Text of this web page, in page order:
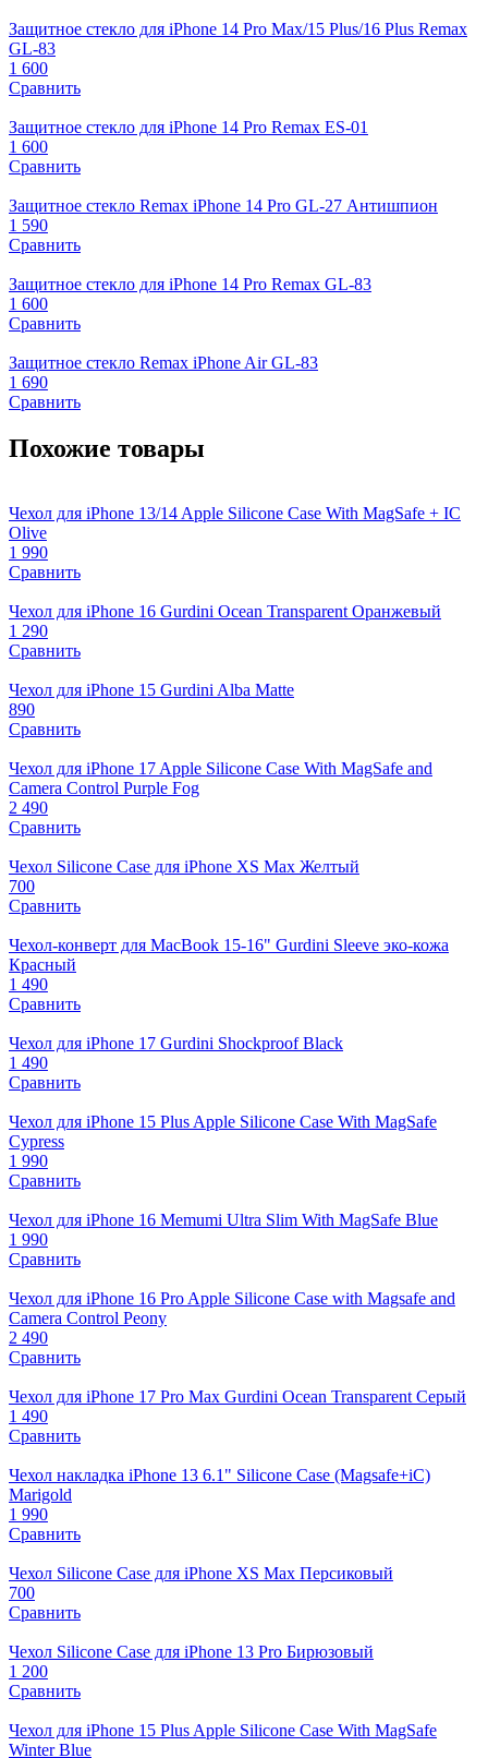
Защитное стекло для iPhone 14 Pro Max/15 Plus/16 Plus Remax
GL-83
1 600
Сравнить
Защитное стекло для iPhone 14 Pro Remax ES-01
1 600
Сравнить
Защитное стекло Remax iPhone 14 Pro GL-27 Антишпион
1 590
Сравнить
Защитное стекло для iPhone 14 Pro Remax GL-83
1 600
Сравнить
Защитное стекло Remax iPhone Air GL-83
1 690
Сравнить
Похожие товары
Чехол для iPhone 13/14 Apple Silicone Case With MagSafe + IC
Olive
1 990
Сравнить
Чехол для iPhone 16 Gurdini Ocean Transparent Оранжевый
1 290
Сравнить
Чехол для iPhone 15 Gurdini Alba Matte
890
Сравнить
Чехол для iPhone 17 Apple Silicone Case With MagSafe and
Camera Control Purple Fog
2 490
Сравнить
Чехол Silicone Case для iPhone XS Max Желтый
700
Сравнить
Чехол-конверт для MacBook 15-16" Gurdini Sleeve эко-кожа
Красный
1 490
Сравнить
Чехол для iPhone 17 Gurdini Shockproof Black
1 490
Сравнить
Чехол для iPhone 15 Plus Apple Silicone Case With MagSafe
Cypress
1 990
Сравнить
Чехол для iPhone 16 Memumi Ultra Slim With MagSafe Blue
1 990
Сравнить
Чехол для iPhone 16 Pro Apple Silicone Case with Magsafe and
Camera Control Peony
2 490
Сравнить
Чехол для iPhone 17 Pro Max Gurdini Ocean Transparent Серый
1 490
Сравнить
Чехол накладка iPhone 13 6.1" Silicone Case (Magsafe+iC)
Marigold
1 990
Сравнить
Чехол Silicone Case для iPhone XS Max Персиковый
700
Сравнить
Чехол Silicone Case для iPhone 13 Pro Бирюзовый
1 200
Сравнить
Чехол для iPhone 15 Plus Apple Silicone Case With MagSafe
Winter Blue